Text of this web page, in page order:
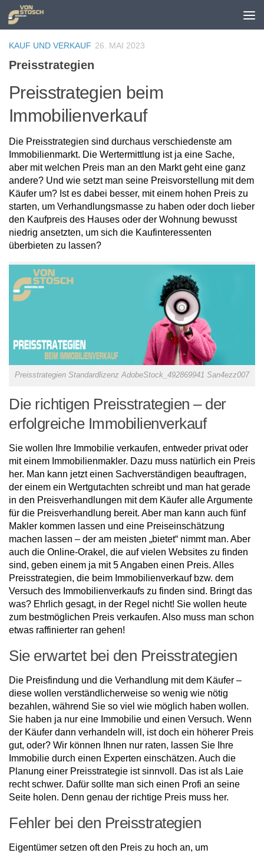
Zum Inhalt springen
KAUF UND VERKAUF 26. MAI 2023
Preisstrategien
Preisstrategien beim
Immobilienverkauf
Die Preisstrategien sind durchaus verschiedenste am
Immobilienmarkt. Die Wertermittlung ist ja eine Sache,
aber mit welchen Preis man an den Markt geht eine ganz
andere? Und wie setzt man seine Preisvorstellung mit dem
Käufer um? Ist es dabei besser, mit einem hohen Preis zu
starten, um Verhandlungsmasse zu haben oder doch lieber
den Kaufpreis des Hauses oder der Wohnung bewusst
niedrig ansetzten, um sich die Kaufinteressenten
überbieten zu lassen?
Preisstrategien Standardlizenz AdobeStock_492869941 San4ezz007
Die richtigen Preisstrategien – der
erfolgreiche Immobilienverkauf
Sie wollen Ihre Immobilie verkaufen, entweder privat oder
mit einem Immobilienmakler. Dazu muss natürlich ein Preis
her. Man kann jetzt einen Sachverständigen beauftragen,
der einem ein Wertgutachten schreibt und man hat gerade
in den Preisverhandlungen mit dem Käufer alle Argumente
für die Preisverhandlung bereit. Aber man kann auch fünf
Makler kommen lassen und eine Preiseinschätzung
machen lassen – der am meisten „bietet“ nimmt man. Aber
auch die Online-Orakel, die auf vielen Websites zu finden
sind, geben einem ja mit 5 Angaben einen Preis. Alles
Preisstrategien, die beim Immobilienverkauf bzw. dem
Versuch des Immobilienverkaufs zu finden sind. Bringt das
was? Ehrlich gesagt, in der Regel nicht! Sie wollen heute
zum bestmöglichen Preis verkaufen. Also muss man schon
etwas raffinierter ran gehen!
Sie erwartet bei den Preisstrategien
Die Preisfindung und die Verhandlung mit dem Käufer –
diese wollen verständlicherweise so wenig wie nötig
bezahlen, während Sie so viel wie möglich haben wollen.
Sie haben ja nur eine Immobilie und einen Versuch. Wenn
der Käufer dann verhandeln will, ist doch ein höherer Preis
gut, oder? Wir können Ihnen nur raten, lassen Sie Ihre
Immobilie durch einen Experten einschätzen. Auch die
Planung einer Preisstrategie ist sinnvoll. Das ist als Laie
recht schwer. Dafür sollte man sich einen Profi an seine
Seite holen. Denn genau der richtige Preis muss her.
Fehler bei den Preisstrategien
Eigentümer setzen oft den Preis zu hoch an, um